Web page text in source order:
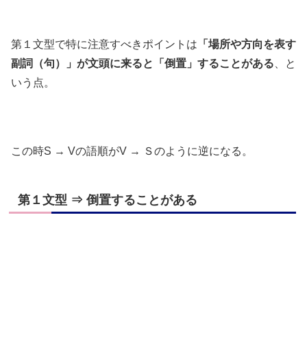
第１文型で特に注意すべきポイントは 「場所や方向を表す
副詞（句）」が文頭に来ると「倒置」することがある 、と
いう点。
この時S → Vの語順がV → Ｓのように逆になる。
第１文型 ⇒ 倒置することがある